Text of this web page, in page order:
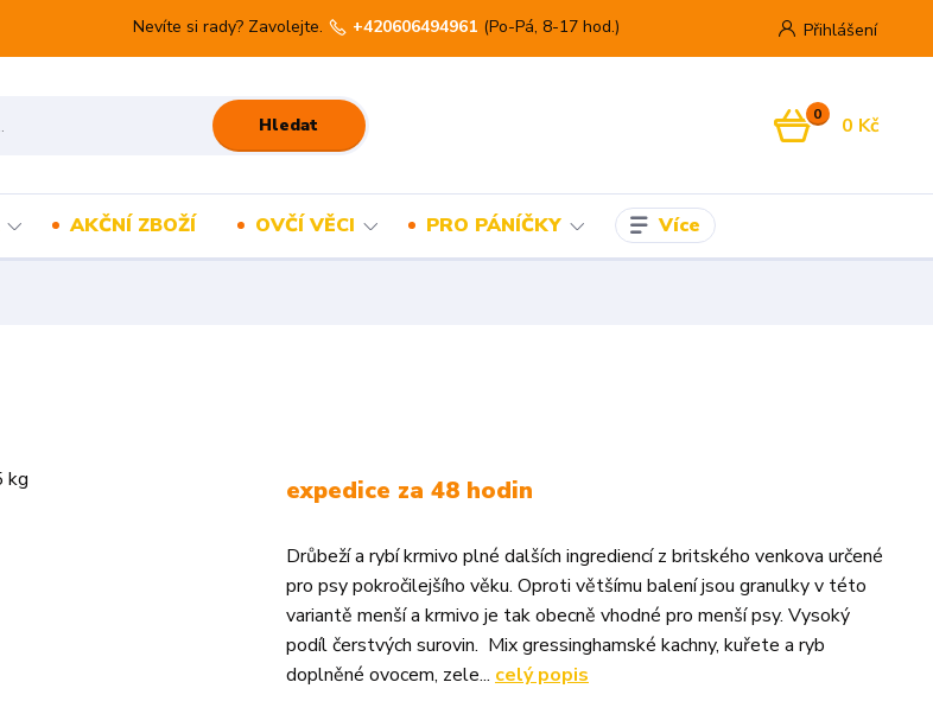
Přihlášení
Hledat
Nevíte si rady? Zavolejte. +420606494961 (Po-Pá, 8-17 hod.)
0 0 Kč
AKČNÍ ZBOŽÍ OVČÍ VĚCI PRO PÁNÍČKY Více
expedice za 48 hodin
Drůbeží a rybí krmivo plné dalších ingrediencí z britského venkova určené
pro psy pokročilejšího věku. Oproti většímu balení jsou granulky v této
variantě menší a krmivo je tak obecně vhodné pro menší psy. Vysoký
podíl čerstvých surovin. Mix gressinghamské kachny, kuřete a ryb
doplněné ovocem, zele... celý popis